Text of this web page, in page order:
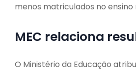
menos matriculados no ensino
MEC relaciona
O Ministério da Educação